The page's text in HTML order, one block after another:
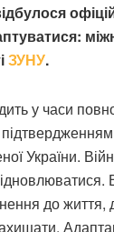
ЗУНУ.
у часи
України.
до